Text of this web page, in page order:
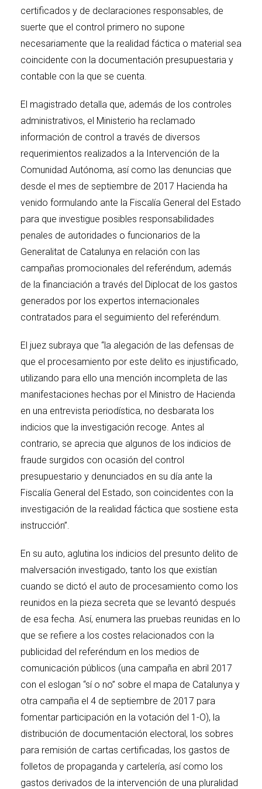
certificados y de declaraciones responsables, de
suerte que el control primero no supone
necesariamente que la realidad fáctica o material sea
coincidente con la documentación presupuestaria y
contable con la que se cuenta.
El magistrado detalla que, además de los controles
administrativos, el Ministerio ha reclamado
información de control a través de diversos
requerimientos realizados a la Intervención de la
Comunidad Autónoma, así como las denuncias que
desde el mes de septiembre de 2017 Hacienda ha
venido formulando ante la Fiscalía General del Estado
para que investigue posibles responsabilidades
penales de autoridades o funcionarios de la
Generalitat de Catalunya en relación con las
campañas promocionales del referéndum, además
de la financiación a través del Diplocat de los gastos
generados por los expertos internacionales
contratados para el seguimiento del referéndum.
El juez subraya que “la alegación de las defensas de
que el procesamiento por este delito es injustificado,
utilizando para ello una mención incompleta de las
manifestaciones hechas por el Ministro de Hacienda
en una entrevista periodística, no desbarata los
indicios que la investigación recoge. Antes al
contrario, se aprecia que algunos de los indicios de
fraude surgidos con ocasión del control
presupuestario y denunciados en su día ante la
Fiscalía General del Estado, son coincidentes con la
investigación de la realidad fáctica que sostiene esta
instrucción”.
En su auto, aglutina los indicios del presunto delito de
malversación investigado, tanto los que existían
cuando se dictó el auto de procesamiento como los
reunidos en la pieza secreta que se levantó después
de esa fecha. Así, enumera las pruebas reunidas en lo
que se refiere a los costes relacionados con la
publicidad del referéndum en los medios de
comunicación públicos (una campaña en abril 2017
con el eslogan “sí o no” sobre el mapa de Catalunya y
otra campaña el 4 de septiembre de 2017 para
fomentar participación en la votación del 1-O), la
distribución de documentación electoral, los sobres
para remisión de cartas certificadas, los gastos de
folletos de propaganda y cartelería, así como los
gastos derivados de la intervención de una pluralidad